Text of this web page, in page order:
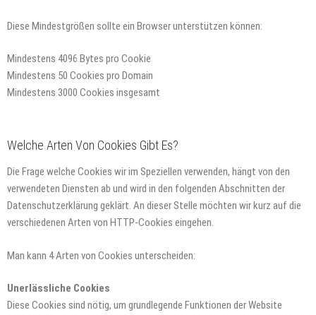
Diese Mindestgrößen sollte ein Browser unterstützen können:
Mindestens 4096 Bytes pro Cookie
Mindestens 50 Cookies pro Domain
Mindestens 3000 Cookies insgesamt
Welche Arten Von Cookies Gibt Es?
Die Frage welche Cookies wir im Speziellen verwenden, hängt von den
verwendeten Diensten ab und wird in den folgenden Abschnitten der
Datenschutzerklärung geklärt. An dieser Stelle möchten wir kurz auf die
verschiedenen Arten von HTTP-Cookies eingehen.
Man kann 4 Arten von Cookies unterscheiden:
Unerlässliche Cookies
Diese Cookies sind nötig, um grundlegende Funktionen der Website